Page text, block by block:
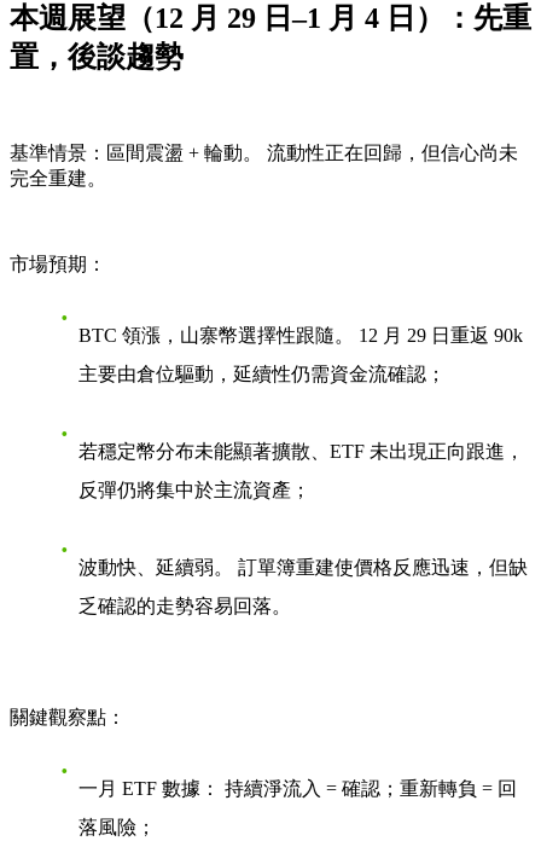
本週展望（12 月 29 日–1 月 4 日）：先重
置，後談趨勢
基準情景： 區間震盪 + 輪動。 流動性正在回歸，但信心尚未
完全重建。
市場預期：
BTC 領漲，山寨幣選擇性跟隨。 12 月 29 日重返 90k
主要由倉位驅動，延續性仍需資金流確認；
若穩定幣分布未能顯著擴散、ETF 未出現正向跟進，
反彈仍將集中於主流資產；
波動快、延續弱。 訂單簿重建使價格反應迅速，但缺
乏確認的走勢容易回落。
關鍵觀察點：
一月 ETF 數據：
持續淨流入 = 確認；重新轉負 = 回
落風險；